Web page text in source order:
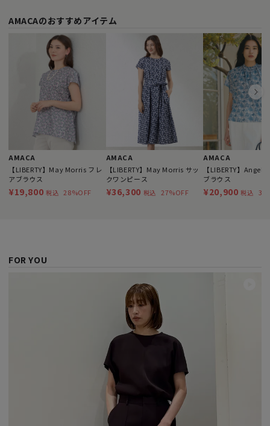
AMACAのおすすめアイテム
AMACA
【LIBERTY】May Morris フレ
アブラウス
¥19,800 税込 28%OFF
AMACA
【LIBERTY】May Morris サッ
クワンピース
¥36,300 税込 27%OFF
AMACA
【LIBERTY】
ブラウス
¥20,900 税込
FOR YOU